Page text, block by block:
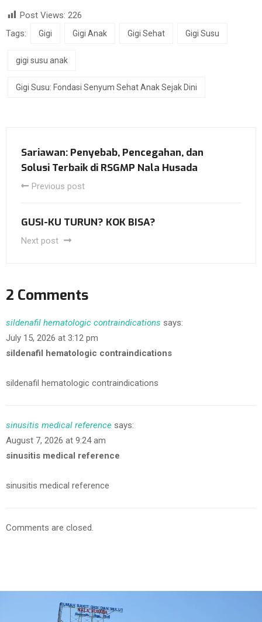
Post Views: 226
Tags:
Gigi Gigi Anak Gigi Sehat Gigi Susu
gigi susu anak
Gigi Susu: Fondasi Senyum Sehat Anak Sejak Dini
Sariawan: Penyebab, Pencegahan, dan
Solusi Terbaik di RSGMP Nala Husada
Previous post
GUSI-KU TURUN? KOK BISA?
Next post
2 Comments
sildenafil hematologic contraindications says:
July 15, 2026 at 3:12 pm
sildenafil hematologic contraindications
sildenafil hematologic contraindications
sinusitis medical reference says:
August 7, 2026 at 9:24 am
sinusitis medical reference
sinusitis medical reference
Comments are closed.